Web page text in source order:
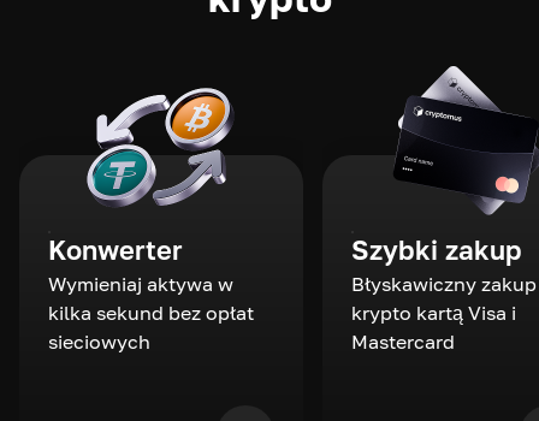
Konwerter
Wymieniaj aktywa w
kilka sekund bez opłat
sieciowych
Szybki zakup
Błyskawiczny zakup
krypto kartą Visa i
Mastercard